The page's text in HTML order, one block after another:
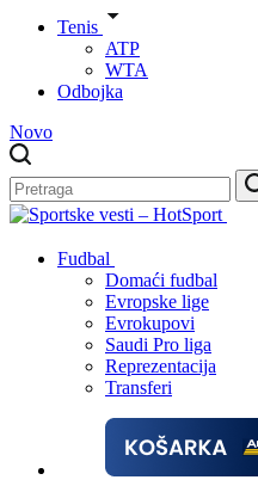
Tenis
ATP
WTA
Odbojka
Novo
Fudbal
Domaći fudbal
Evropske lige
Evrokupovi
Saudi Pro liga
Reprezentacija
Transferi